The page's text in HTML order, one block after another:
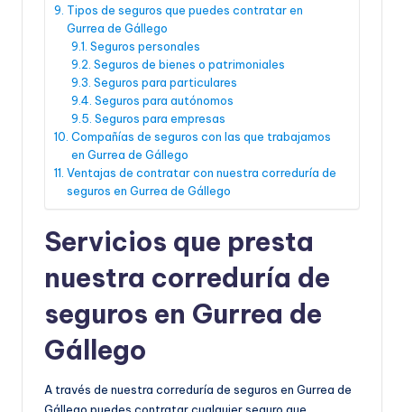
Tipos de seguros que puedes contratar en
Gurrea de Gállego
Seguros personales
Seguros de bienes o patrimoniales
Seguros para particulares
Seguros para autónomos
Seguros para empresas
Compañías de seguros con las que trabajamos
en Gurrea de Gállego
Ventajas de contratar con nuestra correduría de
seguros en Gurrea de Gállego
Servicios que presta
nuestra correduría de
seguros en Gurrea de
Gállego
A través de nuestra correduría de seguros en Gurrea de
Gállego puedes contratar cualquier seguro que